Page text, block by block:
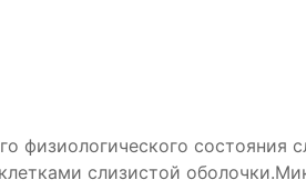
физиологического
слизистой